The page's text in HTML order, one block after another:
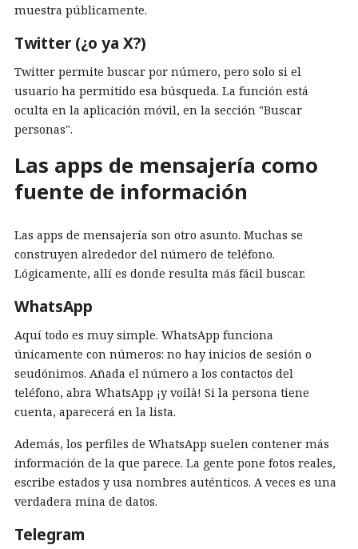
muestra públicamente.
Twitter (¿o ya X?)
Twitter permite buscar por número, pero solo si el
usuario ha permitido esa búsqueda. La función está
oculta en la aplicación móvil, en la sección "Buscar
personas".
Las apps de mensajería como
fuente de información
Las apps de mensajería son otro asunto. Muchas se
construyen alrededor del número de teléfono.
Lógicamente, allí es donde resulta más fácil buscar.
WhatsApp
Aquí todo es muy simple. WhatsApp funciona
únicamente con números: no hay inicios de sesión o
seudónimos. Añada el número a los contactos del
teléfono, abra WhatsApp ¡y voilà! Si la persona tiene
cuenta, aparecerá en la lista.
Además, los perfiles de WhatsApp suelen contener más
información de la que parece. La gente pone fotos reales,
escribe estados y usa nombres auténticos. A veces es una
verdadera mina de datos.
Telegram